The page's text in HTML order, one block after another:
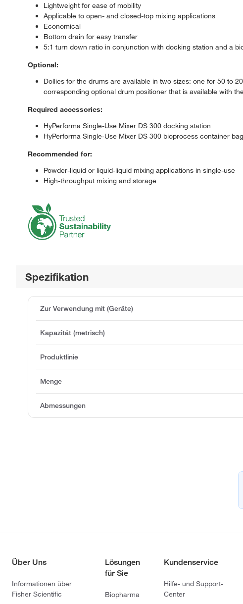
Lightweight for ease of mobility
Applicable to open- and closed-top mixing applications
Economical
Bottom drain for easy transfer
5:1 turn down ratio in conjunction with docking station and a
Optional:
Dollies for the drums are available in two sizes: one for 50 to
corresponding optional drum positioner that is available with
Required accessories:
HyPerforma Single-Use Mixer DS 300 docking station
HyPerforma Single-Use Mixer DS 300 bioprocess container
Recommended for:
Powder-liquid or liquid-liquid mixing applications in single-use
High-throughput mixing and storage
Spezifikation
Zur Verwendung mit (Geräte)
Kapazität (metrisch)
Produktlinie
Menge
Abmessungen
Über Uns
Informationen über
Fisher Scientific
Lösungen
für Sie
Biopharma
Kundenservice
Hilfe- und Support-
Center